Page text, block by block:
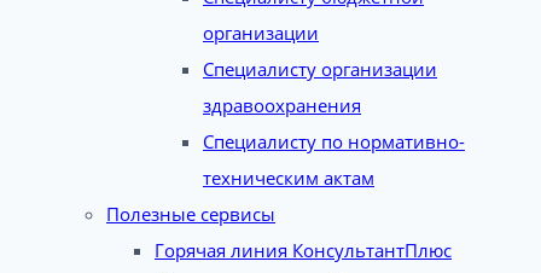
организации
Специалисту организации
здравоохранения
Специалисту по нормативно-
техническим актам
Полезные сервисы
Горячая линия КонсультантПлюс